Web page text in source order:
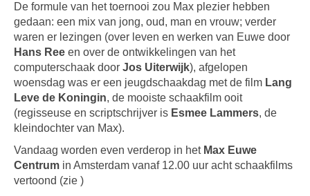
De formule van het toernooi zou Max plezier hebben
gedaan: een mix van jong, oud, man en vrouw; verder
waren er lezingen (over leven en werken van Euwe door
Hans Ree en over de ontwikkelingen van het
computerschaak door Jos Uiterwijk), afgelopen
woensdag was er een jeugdschaakdag met de film Lang
Leve de Koningin, de mooiste schaakfilm ooit
(regisseuse en scriptschrijver is Esmee Lammers, de
kleindochter van Max).
Vandaag worden even verderop in het Max Euwe
Centrum in Amsterdam vanaf 12.00 uur acht schaakfilms
vertoond (zie )